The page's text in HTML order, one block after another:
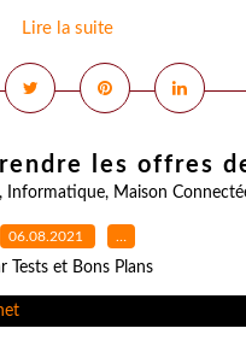
Lire la suite
les offres
, Informatique, Maison
06.08.2021 …
Tests et Bons Plans